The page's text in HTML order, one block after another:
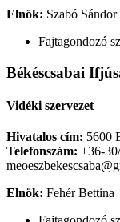
Elnök: Szabó
Fajtagondozó
Békéscsabai
Vidéki szervezet
Hivatalos cím: 5600
Telefonszám: +36-
Elnök: Fehér Bettina